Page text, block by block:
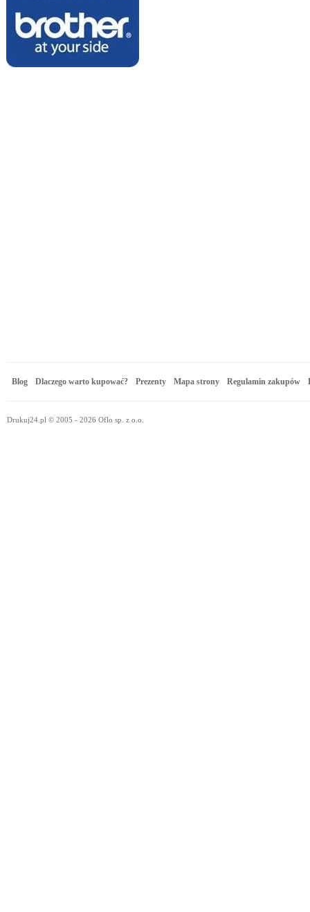
Blog Dlaczego warto kupować? Prezenty Mapa strony Regulamin zakupów
Drukuj24.pl © 2005 - 2026 Oflo sp. z o.o.